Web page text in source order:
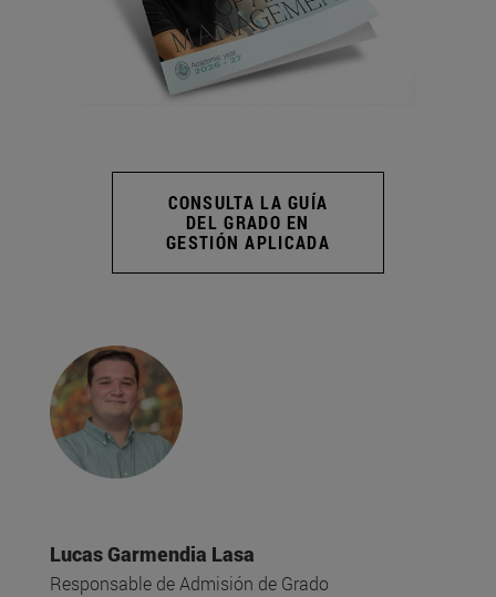
CONSULTA LA GUÍA
DEL GRADO EN
GESTIÓN APLICADA
Lucas Garmendia Lasa
Responsable de Admisión de Grado